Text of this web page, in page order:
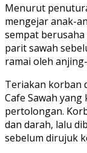
Menurut
mengejar anak-
sempat
parit sawah
ramai oleh
Teriakan korban
Cafe Sawah
pertolongan.
dan darah, lalu
sebelum dirujuk